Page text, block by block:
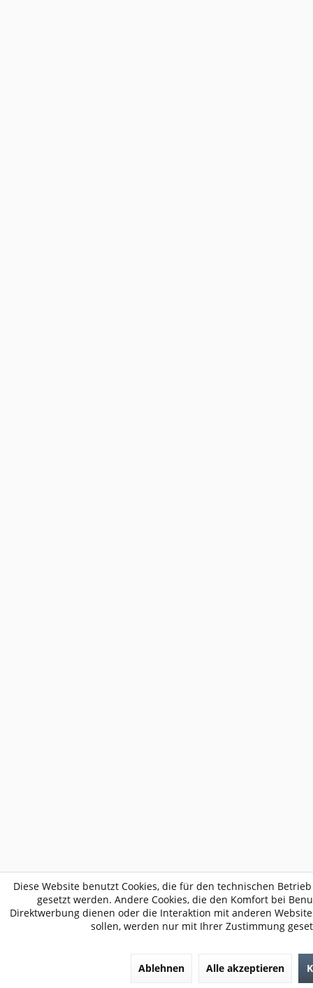
Diese Website benutzt Cookies, die für den technischen
gesetzt werden. Andere Cookies, die den Komfort bei
Direktwerbung dienen oder die Interaktion mit anderen
sollen, werden nur mit Ihrer Zustimmung
Ablehnen Alle akzeptieren